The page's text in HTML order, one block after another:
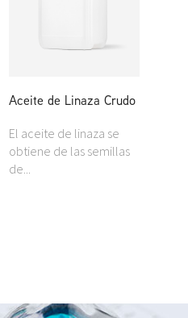
Aceite de Linaza Crudo
El aceite de linaza se
obtiene de las semillas
de...